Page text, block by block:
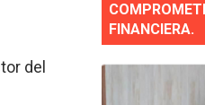
en zonas protegidas del país
del
FINANCIERA.